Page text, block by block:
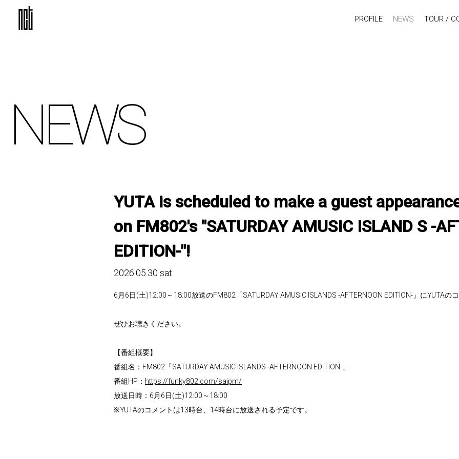
PROFILE NEWS TOUR /
NEWS
YUTA is scheduled to make a guest
on FM802's "SATURDAY AMUSIC ISLAND S -
EDITION-"!
2026.05.30 sat
6月6日(土)12:00～18:00放送のFM802「SATURDAY AMUSIC ISLANDS -AFTERNOON EDITION-」にYUTAの
ぜひお聴きください。
【番組概要】
番組名：FM802「SATURDAY AMUSIC ISLANDS -AFTERNOON EDITION-」
番組HP： https://funky802.com/saipm/
放送日時：6月6日(土)12:00～18:00
※YUTAのコメントは13時台、14時台に放送される予定です。